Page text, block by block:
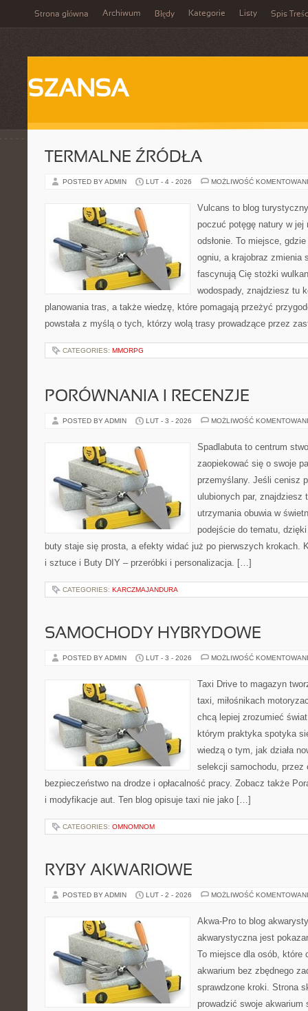
Strona główna Archiwum Błędy Kategorie Listy Spis
SZANSA
TERMALNE ŹRÓDŁA
POSTED BY ADMIN LUT - 4 - 2026 MOŻLIWOŚĆ
Vulcans to blog
poczuć potęgę natury w jej
odsłonie. To miejsce,
ogniu, a krajobraz zmienia
fascynują Cię stożki
wodospady, znajdziesz tu
planowania tras, a także wiedzę, które pomagają przeżyć
powstała z myślą o tych, którzy wolą trasy prowadzące przez
CATEGORIES: MMORPG
PORÓWNANIA I RECENZJE
POSTED BY ADMIN LUT - 3 - 2026 MOŻLIWOŚĆ
Spadlabuta to centrum
zaopiekować się o swoje
przemyślany. Jeśli cenisz
ulubionych par, znajdziesz
utrzymania obuwia w
podejście do tematu,
buty staje się prosta, a efekty widać już po pierwszych krokach.
i sztuce i Buty DIY – przeróbki i personalizacja. […]
CATEGORIES: KARCZMAJANDURA
SAMOCHODY HYBRYDOWE
POSTED BY ADMIN LUT - 3 - 2026 MOŻLIWOŚĆ
Taxi Drive to magazyn
taxi, miłośnikach
chcą lepiej zrozumieć
którym praktyka spotyka
wiedzą o tym, jak działa
selekcji samochodu, przez
bezpieczeństwo na drodze i opłacalność pracy. Zobacz także
i modyfikacje aut. Ten blog opisuje taxi nie jako […]
CATEGORIES: OMNOMNOM
RYBY AKWARIOWE
POSTED BY ADMIN LUT - 2 - 2026 MOŻLIWOŚĆ
Akwa-Pro to blog
akwarystyczna jest
To miejsce dla osób, które
akwarium bez zbędnego
sprawdzone kroki. Strona
prowadzić swoje akwarium